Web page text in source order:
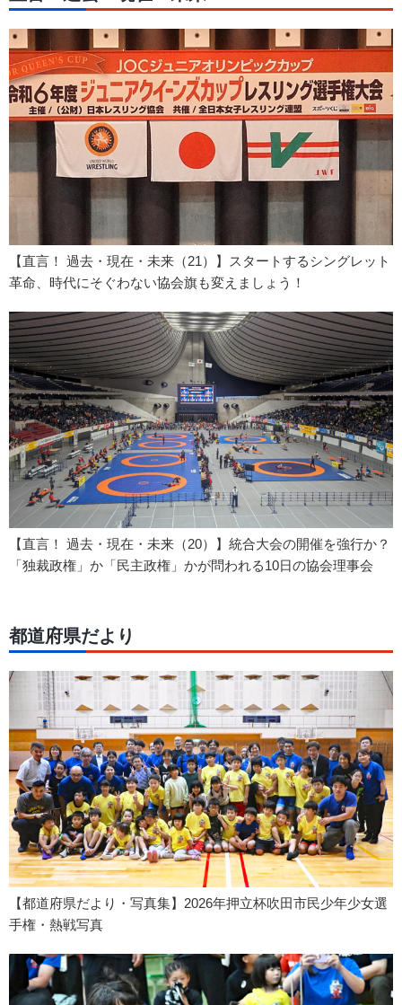
【直言！ 過去・現在・未来（21）】スタートするシングレット
革命、時代にそぐわない協会旗も変えましょう！
【直言！ 過去・現在・未来（20）】統合大会の開催を強行か？
「独裁政権」か「民主政権」かが問われる10日の協会理事会
都道府県だより
【都道府県だより・写真集】2026年押立杯吹田市民少年少女選
手権・熱戦写真